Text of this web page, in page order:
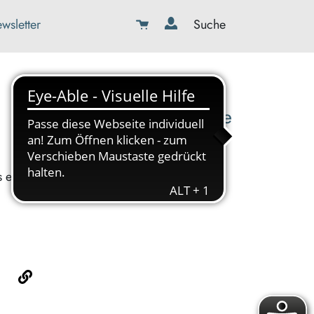
Suche
08179-423989-0
info@kbw-toelz-wor.de